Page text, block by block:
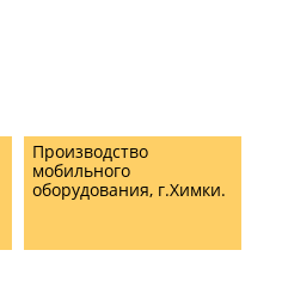
Производство
мобильного
оборудования, г.Химки.